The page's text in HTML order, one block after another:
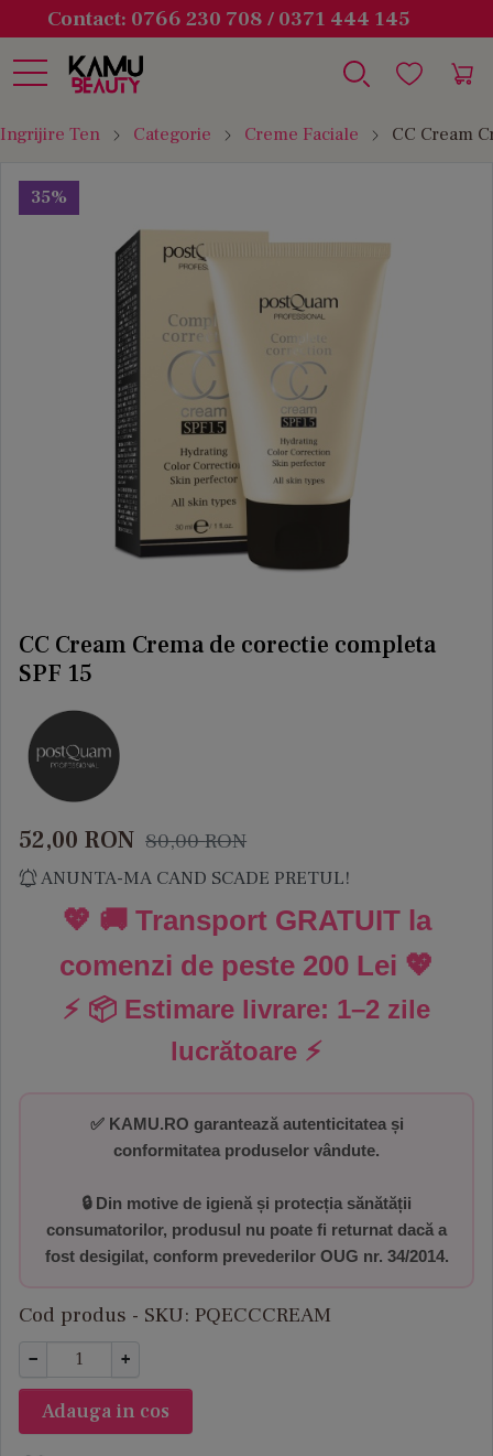
Contact: 0766 230 708 / 0371 444 145
Ingrijire Ten Categorie Creme Faciale CC Cream
35%
CC Cream Crema de corectie completa
SPF 15
52,00 RON 80,00RON
ANUNTA-MA CAND SCADE PRETUL!
💖 🚚 Transport GRATUIT la
comenzi de peste 200 Lei 💖
⚡ 📦 Estimare livrare: 1–2 zile
lucrătoare ⚡
✅ KAMU.RO garantează autenticitatea și
conformitatea produselor vândute.
🔒 Din motive de igienă și protecția sănătății
consumatorilor, produsul nu poate fi returnat dacă a
fost desigilat, conform prevederilor OUG nr. 34/2014.
Cod produs - SKU PQECCCREAM
− +
Adauga in cos